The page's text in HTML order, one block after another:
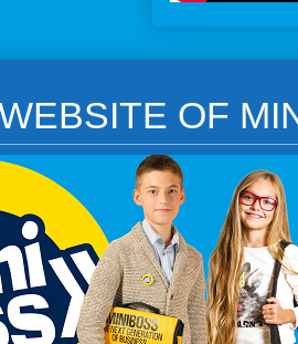
OF